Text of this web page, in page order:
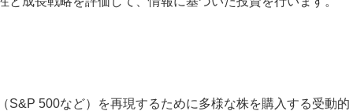
S&P 500など）を再現するために多様な株を購入する受動的